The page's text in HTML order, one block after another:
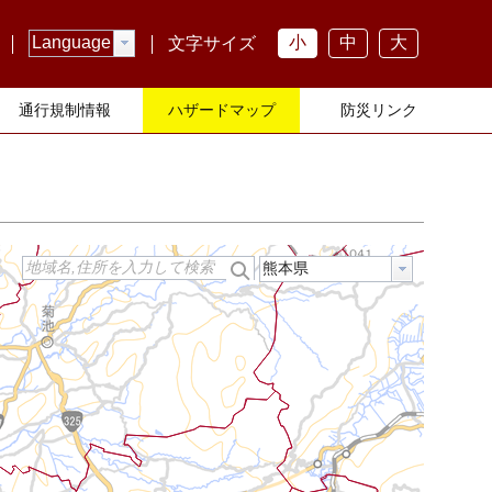
Language 文字サイズ 小 中 大
通行規制情報 ハザードマップ 防災リンク
地域名,住所を入力して検索 熊本県